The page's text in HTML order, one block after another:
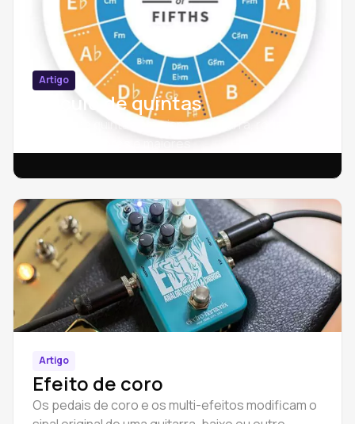
Artigo
Círculo de quintas
Círculo de quintas em piano e guitarra, roda de
quintas menores e maiores
Artigo
Efeito de coro
Os pedais de coro e os multi-efeitos modificam o